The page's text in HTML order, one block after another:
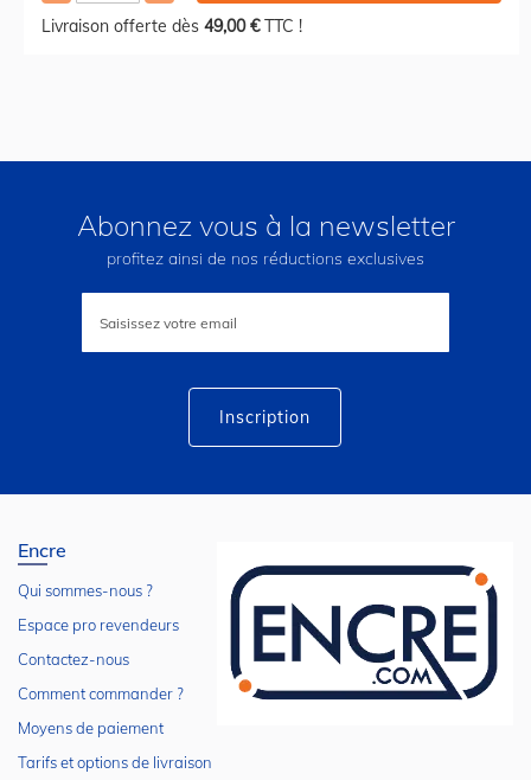
Livraison offerte dès 49,00 €TTC !
Abonnez vous à la newsletter
profitez ainsi de nos réductions exclusives
lettre
Inscription
Encre
Qui sommes-nous ?
Espace pro revendeurs
Contactez-nous
Comment commander ?
Moyens de paiement
Tarifs et options de livraison